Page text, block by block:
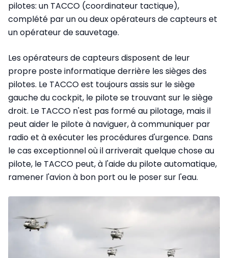
pilotes: un TACCO (coordinateur tactique),
complété par un ou deux opérateurs de capteurs et
un opérateur de sauvetage.
Les opérateurs de capteurs disposent de leur
propre poste informatique derrière les sièges des
pilotes. Le TACCO est toujours assis sur le siège
gauche du cockpit, le pilote se trouvant sur le siège
droit. Le TACCO n'est pas formé au pilotage, mais il
peut aider le pilote à naviguer, à communiquer par
radio et à exécuter les procédures d'urgence. Dans
le cas exceptionnel où il arriverait quelque chose au
pilote, le TACCO peut, à l'aide du pilote automatique,
ramener l'avion à bon port ou le poser sur l'eau.